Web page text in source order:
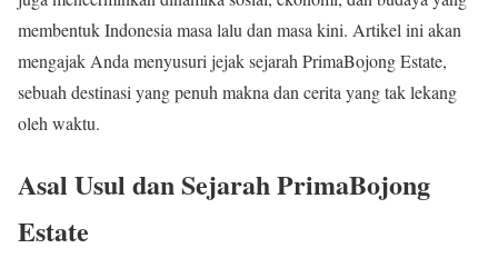
membentuk Indonesia masa lalu dan masa kini. Artikel ini akan
mengajak Anda menyusuri jejak sejarah PrimaBojong Estate,
sebuah destinasi yang penuh makna dan cerita yang tak lekang
oleh waktu.
Asal Usul dan Sejarah PrimaBojong
Estate